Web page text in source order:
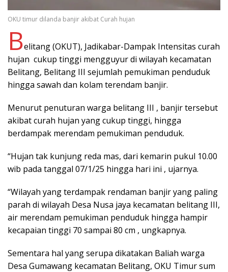
OKU timur dilanda banjir akibat Curah hujan
Belitang (OKUT), Jadikabar-Dampak Intensitas curah
hujan cukup tinggi mengguyur di wilayah kecamatan
Belitang, Belitang III sejumlah pemukiman penduduk
hingga sawah dan kolam terendam banjir.
Menurut penuturan warga belitang III , banjir tersebut
akibat curah hujan yang cukup tinggi, hingga
berdampak merendam pemukiman penduduk.
“Hujan tak kunjung reda mas, dari kemarin pukul 10.00
wib pada tanggal 07/1/25 hingga hari ini , ujarnya.
“Wilayah yang terdampak rendaman banjir yang paling
parah di wilayah Desa Nusa jaya kecamatan belitang III,
air merendam pemukiman penduduk hingga hampir
kecapaian tinggi 70 sampai 80 cm , ungkapnya.
Sementara hal yang serupa dikatakan Baliah warga
Desa Gumawang kecamatan Belitang, OKU Timur sum